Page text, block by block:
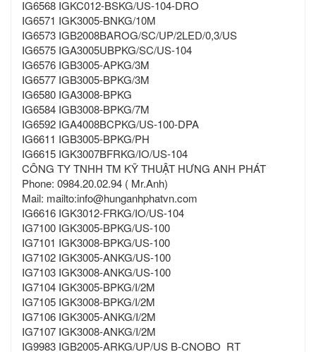
IG6568 IGKC012-BSKG/US-104-DRO
IG6571 IGK3005-BNKG/10M
IG6573 IGB2008BAROG/SC/UP/2LED/0,3/US
IG6575 IGA3005UBPKG/SC/US-104
IG6576 IGB3005-APKG/3M
IG6577 IGB3005-BPKG/3M
IG6580 IGA3008-BPKG
IG6584 IGB3008-BPKG/7M
IG6592 IGA4008BCPKG/US-100-DPA
IG6611 IGB3005-BPKG/PH
IG6615 IGK3007BFRKG/IO/US-104
CÔNG TY TNHH TM KỸ THUẬT HƯNG ANH PHÁT
Phone: 0984.20.02.94 ( Mr.Anh)
Mail: mailto:info@hunganhphatvn.com
IG6616 IGK3012-FRKG/IO/US-104
IG7100 IGK3005-BPKG/US-100
IG7101 IGK3008-BPKG/US-100
IG7102 IGK3005-ANKG/US-100
IG7103 IGK3008-ANKG/US-100
IG7104 IGK3005-BPKG/I/2M
IG7105 IGK3008-BPKG/I/2M
IG7106 IGK3005-ANKG/I/2M
IG7107 IGK3008-ANKG/I/2M
IG9983 IGB2005-ARKG/UP/US B-CNOBO RT